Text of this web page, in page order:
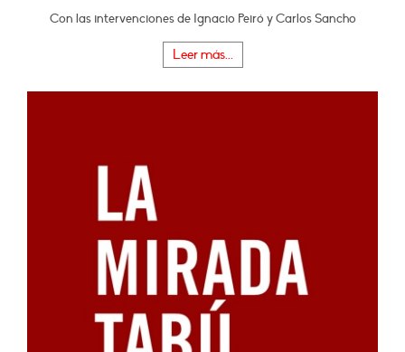
Con las intervenciones de Ignacio Peiró y Carlos Sancho
Leer más...